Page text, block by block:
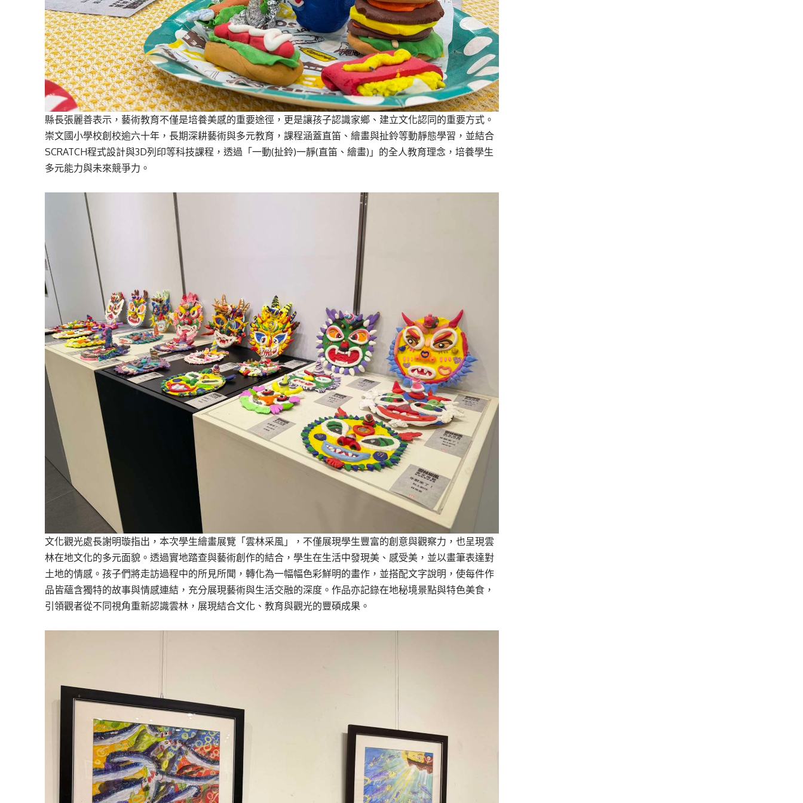
縣長張麗善表示，藝術教育不僅是培養美感的重要途徑，更是讓孩子認識家鄉、建立文化認同的重要方式。
崇文國小學校創校逾六十年，長期深耕藝術與多元教育，課程涵蓋直笛、繪畫與扯鈴等動靜態學習，並結合
SCRATCH程式設計與3D列印等科技課程，透過「一動(扯鈴)一靜(直笛、繪畫)」的全人教育理念，培養學生
多元能力與未來競爭力。
文化觀光處長謝明璇指出，本次學生繪畫展覽「雲林采風」，不僅展現學生豐富的創意與觀察力，也呈現雲
林在地文化的多元面貌。透過實地踏查與藝術創作的結合，學生在生活中發現美、感受美，並以畫筆表達對
土地的情感。孩子們將走訪過程中的所見所聞，轉化為一幅幅色彩鮮明的畫作，並搭配文字說明，使每件作
品皆蘊含獨特的故事與情感連結，充分展現藝術與生活交融的深度。作品亦記錄在地秘境景點與特色美食，
引領觀者從不同視角重新認識雲林，展現結合文化、教育與觀光的豐碩成果。